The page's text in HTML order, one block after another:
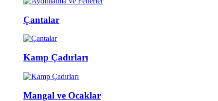
Çantalar
Kamp Çadırları
Mangal ve Ocaklar